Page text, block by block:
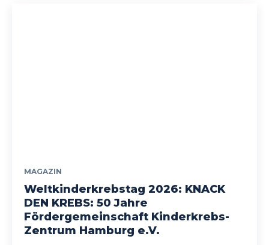
MAGAZIN
Weltkinderkrebstag 2026: KNACK
DEN KREBS: 50 Jahre
Fördergemeinschaft Kinderkrebs-
Zentrum Hamburg e.V.